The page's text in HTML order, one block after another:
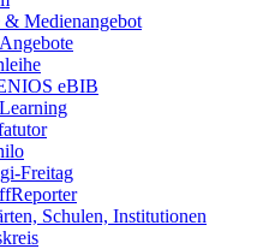
& Medienangebot
eBIB
Freitag
Schulen, Institutionen